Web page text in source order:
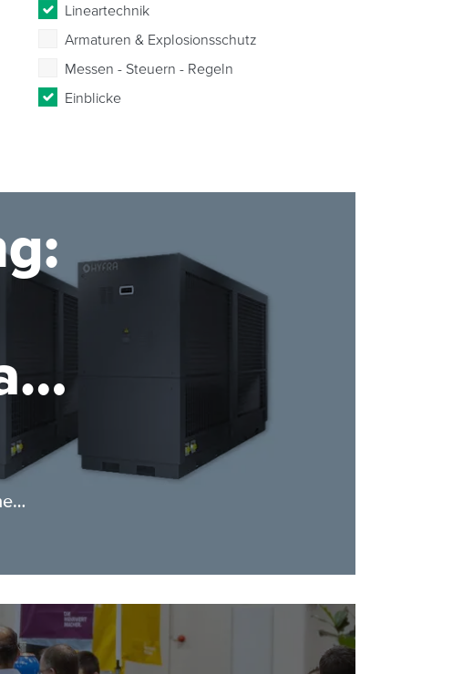
Lineartechnik
Armaturen & Explosionsschutz
Messen - Steuern - Regeln
Einblicke